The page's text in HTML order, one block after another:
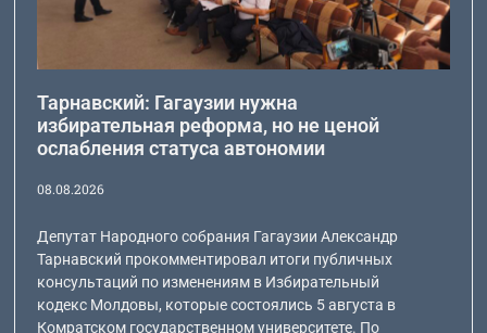
Тарнавский: Гагаузии нужна
избирательная реформа, но не ценой
ослабления статуса автономии
08.08.2026
Депутат Народного собрания Гагаузии Александр
Тарнавский прокомментировал итоги публичных
консультаций по изменениям в Избирательный
кодекс Молдовы, которые состоялись 5 августа в
Комратском государственном университете. По